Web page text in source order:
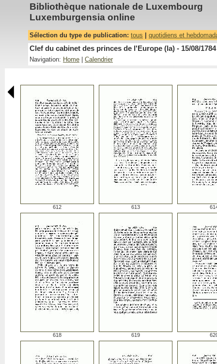
Bibliothèque nationale de Luxembourg
Luxemburgensia online
Sélection du type de publication: tous quotidiens et
Clef du cabinet des princes de l'Europe (la) - 15/08/1784
Navigation: Home Calendrier
612 613
618 619